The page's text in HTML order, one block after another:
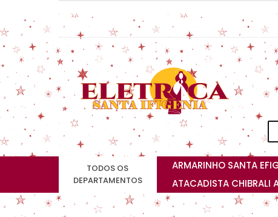
TODOS OS
DEPARTAMENTOS
ARMARINHO SANTA
ATACADISTA CHIBRALI